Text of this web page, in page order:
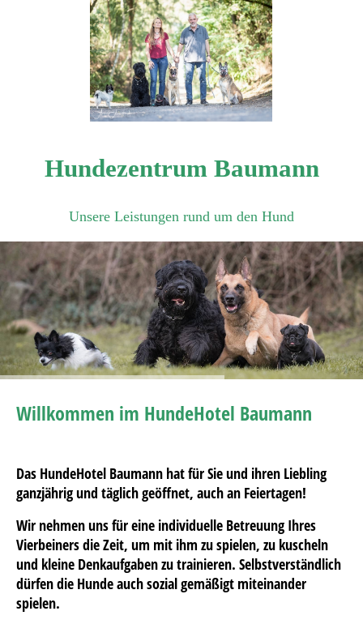
Hundezentrum Baumann
Unsere Leistungen rund um den Hund
Willkommen im HundeHotel Baumann
Das HundeHotel Baumann hat für Sie und ihren Liebling
ganzjährig und täglich geöffnet, auch an Feiertagen!
Wir nehmen uns für eine individuelle Betreuung Ihres
Vierbeiners die Zeit, um mit ihm zu spielen, zu kuscheln
und kleine Denkaufgaben zu trainieren. Selbstverständlich
dürfen die Hunde auch sozial gemäßigt miteinander
spielen.